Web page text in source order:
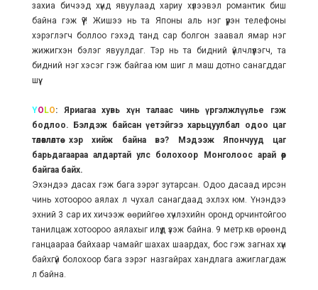
захиа бичээд хүнд явуулаад хариу хүлээвэл романтик биш
байна гэж үү?! Жишээ нь та Японы аль нэг үүрэн телефоны
хэрэглэгч боллоо гэхэд танд сар болгон заавал ямар нэг
жижигхэн бэлэг явуулдаг. Тэр нь та бидний үйлчлүүлэгч, та
бидний нэг хэсэг гэж байгаа юм шиг л маш дотно санагддаг
шүү.
YO LO: Яриагаа хувь хүн талаас чинь үргэлжлүүлье гэж
бодлоо. Бэлдэж байсан үетэйгээ харьцуулбал одоо цаг
төлөвлөлтөө хэр хийж байна вэ? Мэдээж Япончууд цаг
барьдагаараа алдартай улс болохоор Монголоос арай өөр
байгаа байх.
Эхэндээ дасах гэж бага зэрэг зутарсан. Одоо дасаад ирсэн
чинь хотоороо аялах л чухал санагдаад эхлэх юм. Үнэндээ
эхний 3 сар их хичээж өөрийгөө хүчлэхийн оронд орчинтойгоо
танилцаж хотоороо аялахыг илүүд үзэж байна. 9 метр.кв өрөөнд
ганцаараа байхаар чамайг шахах шаардах, бос гэж загнах хүн
байхгүй болохоор бага зэрэг назгайрах хандлага ажиглагдаж
л байна.